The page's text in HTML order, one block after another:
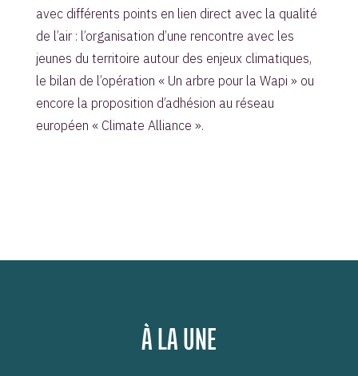
avec différents points en lien direct avec la qualité
de l’air : l’organisation d’une rencontre avec les
jeunes du territoire autour des enjeux climatiques,
le bilan de l’opération « Un arbre pour la Wapi » ou
encore la proposition d’adhésion au réseau
européen « Climate Alliance ».
À LA UNE